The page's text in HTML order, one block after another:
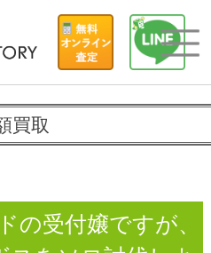
買取
の受付嬢ですが、